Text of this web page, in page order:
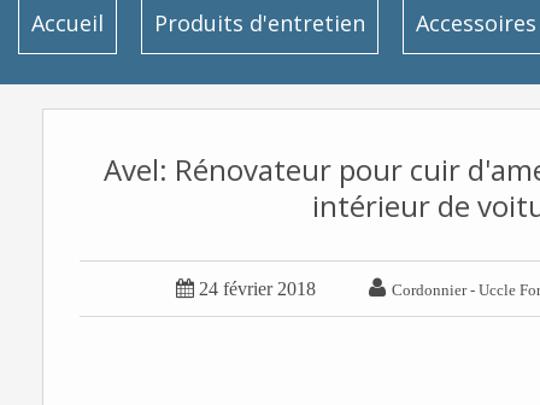
Accueil Produits d'entretien Accessoires
Avel: Rénovateur pour cuir
intérieur de
 24 février 2018  Cordonnier - Uccle